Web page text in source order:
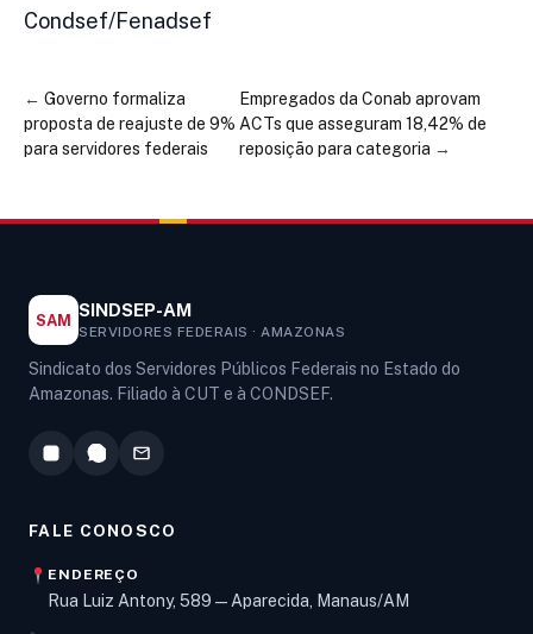
Condsef/Fenadsef
← Governo formaliza
proposta de reajuste de 9%
para servidores federais
Empregados da Conab aprovam
ACTs que asseguram 18,42% de
reposição para categoria →
SAM SINDSEP-AM
SERVIDORES FEDERAIS · AMAZONAS
Sindicato dos Servidores Públicos Federais no Estado do
Amazonas. Filiado à CUT e à CONDSEF.
FALE CONOSCO
ENDEREÇO
Rua Luiz Antony, 589 — Aparecida, Manaus/AM